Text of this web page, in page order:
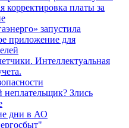
корректировка платы за
запустила
приложение для
Интеллектуальная
неплательщик? Злись
дни в АО